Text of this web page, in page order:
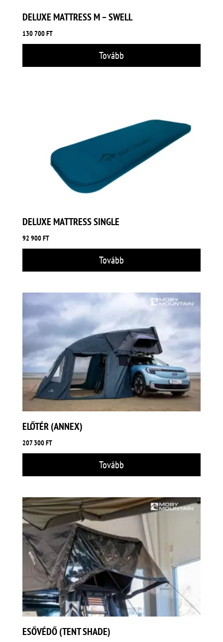
DELUXE MATTRESS M – SWELL
130 700FT
Tovább
DELUXE MATTRESS SINGLE
92 900FT
Tovább
ELŐTÉR (ANNEX)
207 300FT
Tovább
ESŐVÉDŐ (TENT SHADE)